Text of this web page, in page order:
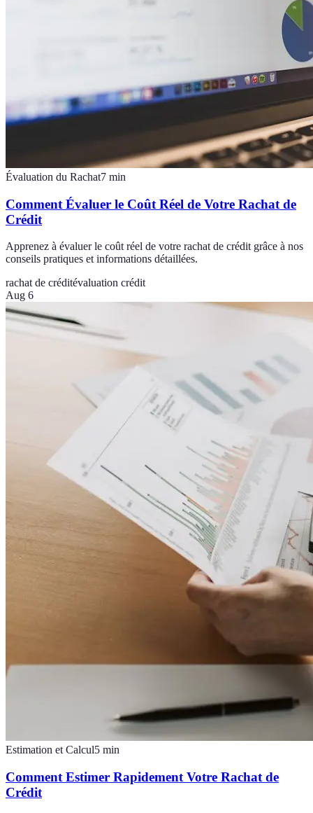
Évaluation du Rachat7 min
Comment Évaluer le Coût Réel de Votre Rachat de
Crédit
Apprenez à évaluer le coût réel de votre rachat de crédit grâce à nos
conseils pratiques et informations détaillées.
rachat de créditévaluation crédit
Aug 6
Estimation et Calcul5 min
Comment Estimer Rapidement Votre Rachat de
Crédit